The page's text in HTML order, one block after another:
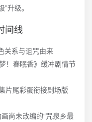
升级。
间线
关系与诅咒由来
！春眠香》缓冲剧情节
片尾彩蛋衔接剧场版
尚未改编的“咒泉乡最